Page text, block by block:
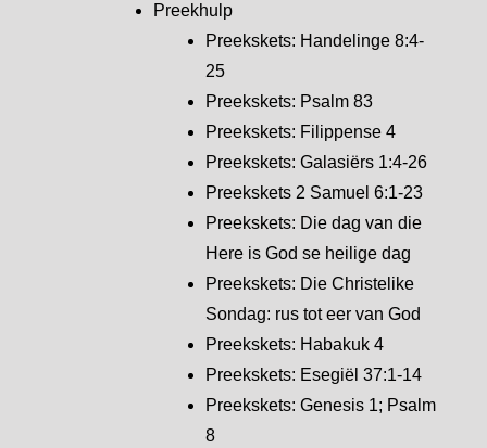
Preekhulp
Preekskets: Handelinge 8:4-
25
Preekskets: Psalm 83
Preekskets: Filippense 4
Preekskets: Galasiërs 1:4-26
Preekskets 2 Samuel 6:1-23
Preekskets: Die dag van die
Here is God se heilige dag
Preekskets: Die Christelike
Sondag: rus tot eer van God
Preekskets: Habakuk 4
Preekskets: Esegiël 37:1-14
Preekskets: Genesis 1; Psalm
8